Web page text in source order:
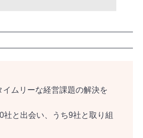
イムリーな経営課題の解決を
社と出会い、うち9社と取り組